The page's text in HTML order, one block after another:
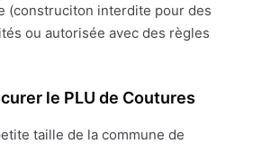
(construciton interdite pour des
ou autorisée avec des règles
le PLU de Coutures
taille de la commune de